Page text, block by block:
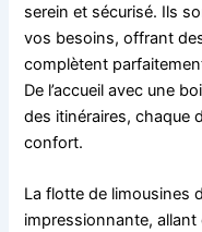
serein et sécurisé. Ils
vos besoins, offrant
complètent
De l’accueil avec une
des itinéraires, chaque
confort.
La flotte de limousines
impressionnante,